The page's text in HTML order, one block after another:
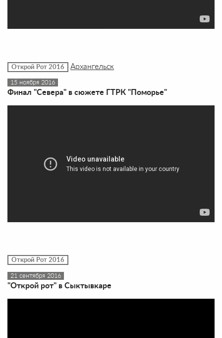
Открой Рот 2016 Архангельск
15 ноября 2016
Финал "Севера" в сюжете ГТРК "Поморье"
Открой Рот 2016
21 сентября 2016
"Открой рот" в Сыктывкаре